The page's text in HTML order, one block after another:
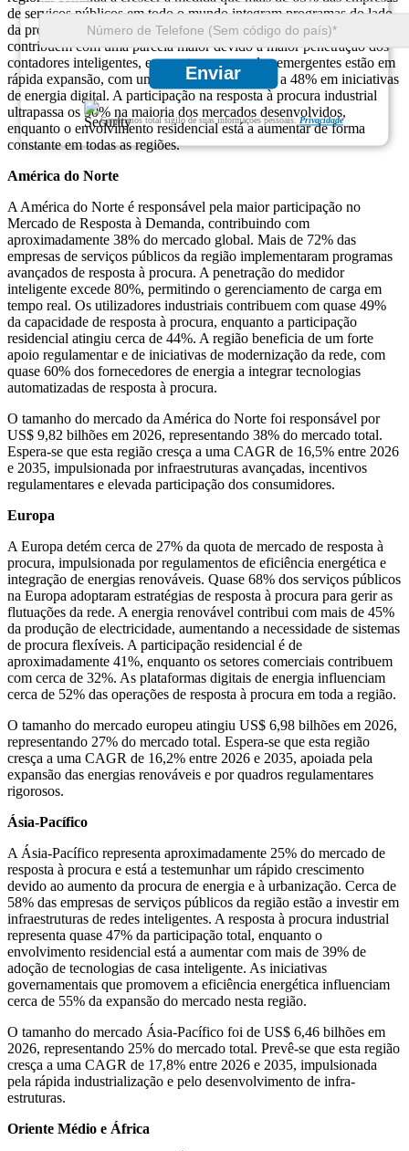
Enviar
Garantimos total sigilo de suas informações pessoais. Privacidade
de serviços públicos em todo o mundo integram programas do lado
da procura nas operações da rede. As regiões desenvolvidas
contribuem com uma parcela maior devido à maior penetração dos
contadores inteligentes, enquanto os mercados emergentes estão em
rápida expansão, com um crescimento superior a 48% em iniciativas
de energia digital. A participação na resposta à procura industrial
ultrapassa os 50% na maioria dos mercados desenvolvidos,
enquanto o envolvimento residencial está a aumentar de forma
constante em todas as regiões.
América do Norte
A América do Norte é responsável pela maior participação no
Mercado de Resposta à Demanda, contribuindo com
aproximadamente 38% do mercado global. Mais de 72% das
empresas de serviços públicos da região implementaram programas
avançados de resposta à procura. A penetração do medidor
inteligente excede 80%, permitindo o gerenciamento de carga em
tempo real. Os utilizadores industriais contribuem com quase 49%
da capacidade de resposta à procura, enquanto a participação
residencial atingiu cerca de 44%. A região beneficia de um forte
apoio regulamentar e de iniciativas de modernização da rede, com
quase 60% dos fornecedores de energia a integrar tecnologias
automatizadas de resposta à procura.
O tamanho do mercado da América do Norte foi responsável por
US$ 9,82 bilhões em 2026, representando 38% do mercado total.
Espera-se que esta região cresça a uma CAGR de 16,5% entre 2026
e 2035, impulsionada por infraestruturas avançadas, incentivos
regulamentares e elevada participação dos consumidores.
Europa
A Europa detém cerca de 27% da quota de mercado de resposta à
procura, impulsionada por regulamentos de eficiência energética e
integração de energias renováveis. Quase 68% dos serviços públicos
na Europa adoptaram estratégias de resposta à procura para gerir as
flutuações da rede. A energia renovável contribui com mais de 45%
da produção de electricidade, aumentando a necessidade de sistemas
de procura flexíveis. A participação residencial é de
aproximadamente 41%, enquanto os setores comerciais contribuem
com cerca de 32%. As plataformas digitais de energia influenciam
cerca de 52% das operações de resposta à procura em toda a região.
O tamanho do mercado europeu atingiu US$ 6,98 bilhões em 2026,
representando 27% do mercado total. Espera-se que esta região
cresça a uma CAGR de 16,2% entre 2026 e 2035, apoiada pela
expansão das energias renováveis ​​e por quadros regulamentares
rigorosos.
Ásia-Pacífico
A Ásia-Pacífico representa aproximadamente 25% do mercado de
resposta à procura e está a testemunhar um rápido crescimento
devido ao aumento da procura de energia e à urbanização. Cerca de
58% das empresas de serviços públicos da região estão a investir em
infraestruturas de redes inteligentes. A resposta à procura industrial
representa quase 47% da participação total, enquanto o
envolvimento residencial está a aumentar com mais de 39% de
adoção de tecnologias de casa inteligente. As iniciativas
governamentais que promovem a eficiência energética influenciam
cerca de 55% da expansão do mercado nesta região.
O tamanho do mercado Ásia-Pacífico foi de US$ 6,46 bilhões em
2026, representando 25% do mercado total. Prevê-se que esta região
cresça a uma CAGR de 17,8% entre 2026 e 2035, impulsionada
pela rápida industrialização e pelo desenvolvimento de infra-
estruturas.
Oriente Médio e África